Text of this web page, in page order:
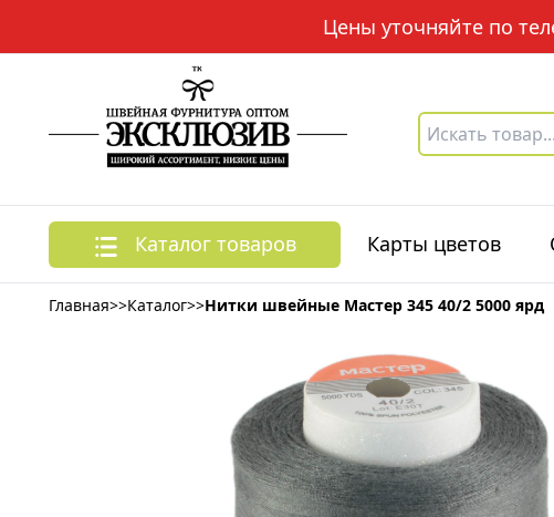
Цены уточняйте по
Каталог товаров Карты цветов
Главная>>Каталог>>Нитки швейные Мастер 345 40/2 5000 ярд